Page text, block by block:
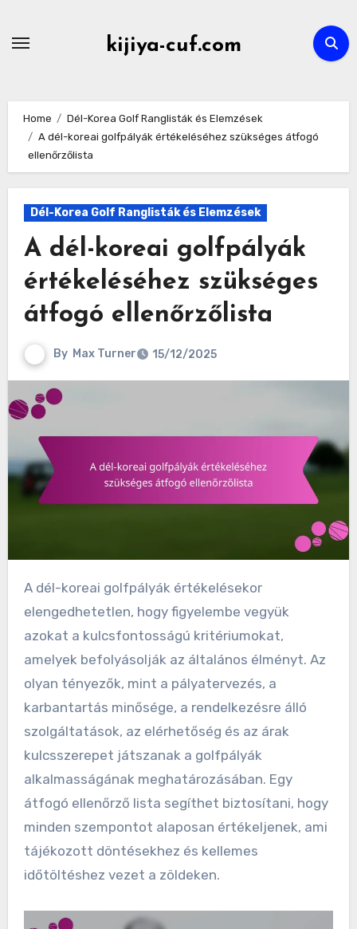
kijiya-cuf.com
Home
Dél-Korea Golf Ranglisták és Elemzések
A dél-koreai golfpályák értékeléséhez szükséges átfogó
ellenőrzőlista
Dél-Korea Golf Ranglisták és Elemzések
A dél-koreai golfpályák
értékeléséhez szükséges
átfogó ellenőrzőlista
By Max Turner 15/12/2025
A dél-koreai golfpályák értékelésekor
elengedhetetlen, hogy figyelembe vegyük
azokat a kulcsfontosságú kritériumokat,
amelyek befolyásolják az általános élményt. Az
olyan tényezők, mint a pályatervezés, a
karbantartás minősége, a rendelkezésre álló
szolgáltatások, az elérhetőség és az árak
kulcsszerepet játszanak a golfpályák
alkalmasságának meghatározásában. Egy
átfogó ellenőrző lista segíthet biztosítani, hogy
minden szempontot alaposan értékeljenek, ami
tájékozott döntésekhez és kellemes
időtöltéshez vezet a zöldeken.